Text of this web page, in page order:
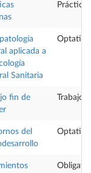
aplicada a
Sanitaria
Optativa
fin de
Trabajo
del
Optativa